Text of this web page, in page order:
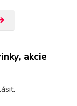
akcie